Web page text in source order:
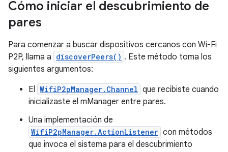
Cómo iniciar el descubrimiento de
pares
Para comenzar a buscar dispositivos cercanos con Wi-Fi
P2P, llama a discoverPeers() . Este método toma los
siguientes argumentos:
El WifiP2pManager.Channel que recibiste cuando
inicializaste el mManager entre pares.
Una implementación de
WifiP2pManager.ActionListener con métodos
que invoca el sistema para el descubrimiento